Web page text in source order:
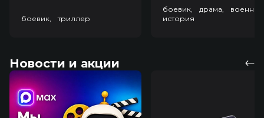
боевик, триллер
боевик, драма,
история
Новости и акции